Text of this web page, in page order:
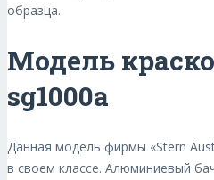
образца.
Модель
sg1000a
Данная модель фирмы «Stern
в своем классе. Алюминиевый